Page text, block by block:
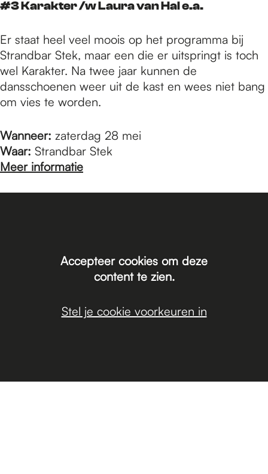
#3 Karakter /w Laura van Hal e.a.
Er staat heel veel moois op het programma bij
Strandbar Stek, maar een die er uitspringt is toch
wel Karakter. Na twee jaar kunnen de
dansschoenen weer uit de kast en wees niet bang
om vies te worden.
Wanneer: zaterdag 28 mei
Waar: Strandbar Stek
Meer informatie
Accepteer cookies om deze
content te zien.
Stel je cookie voorkeuren in